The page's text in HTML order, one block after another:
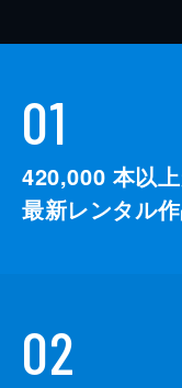
01
420,000 本以
最新レンタル作
02